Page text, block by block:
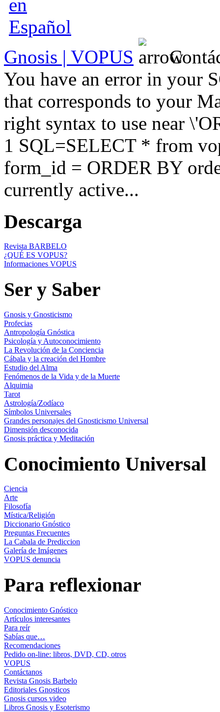
Gnosis | VOPUS
You have an error in your
that corresponds to your
right syntax to use near
1 SQL=SELECT * from
form_id = ORDER BY
currently active...
Descarga
Revista BARBELO
¿QUÉ ES VOPUS?
Informaciones VOPUS
Ser y Saber
Gnosis y Gnosticismo
Profecias
Antropología Gnóstica
Psicología y Autoconocimiento
La Revolución de la Conciencia
Cábala y la creación del Hombre
Estudio del Alma
Fenómenos de la Vida y de la Muerte
Alquimia
Tarot
Astrología/Zodíaco
Símbolos Universales
Grandes personajes del Gnosticismo Universal
Dimensión desconocida
Gnosis práctica y Meditación
Conocimiento Universal
Ciencia
Arte
Filosofía
Mística/Religión
Diccionario Gnóstico
Preguntas Frecuentes
La Cabala de Prediccion
Galería de Imágenes
VOPUS denuncia
Para reflexionar
Conocimiento Gnóstico
Artículos interesantes
Para reír
Sabías que…
Recomendaciones
Pedido on-line: libros, DVD, CD, otros
VOPUS
Contáctanos
Revista Gnosis Barbelo
Editoriales Gnosticos
Gnosis cursos video
Libros Gnosis y Esoterismo